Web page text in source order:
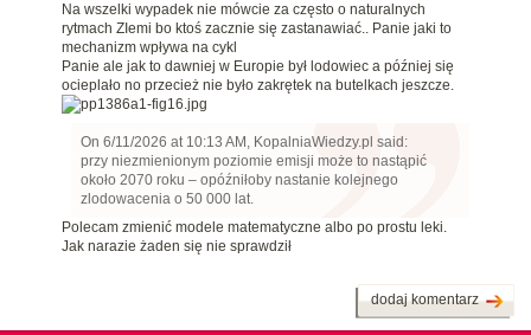
Na wszelki wypadek nie mówcie za często o naturalnych
rytmach ZIemi bo ktoś zacznie się zastanawiać.. Panie jaki to
mechanizm wpływa na cykl
Panie ale jak to dawniej w Europie był lodowiec a później się
ocieplało no przecież nie było zakrętek na butelkach jeszcze.
On 6/11/2026 at 10:13 AM, KopalniaWiedzy.pl said:
przy niezmienionym poziomie emisji może to nastąpić
około 2070 roku – opóźniłoby nastanie kolejnego
zlodowacenia o 50 000 lat.
Polecam zmienić modele matematyczne albo po prostu leki.
Jak narazie żaden się nie sprawdził
dodaj komentarz